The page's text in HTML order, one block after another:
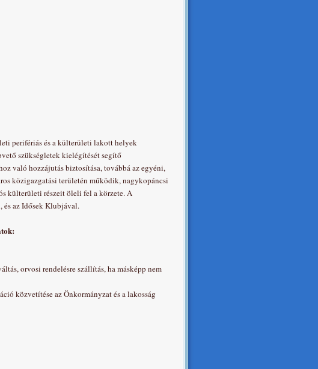
perifériás és a külterületi lakott helyek
szükségletek kielégítését segítő
való hozzájutás biztosítása, továbbá az egyéni,
közigazgatási területén működik, nagykopáncsi
külterületi részeit öleli fel a körzete. A
és az Idősek Klubjával.
orvosi rendelésre szállítás, ha másképp nem
közvetítése az Önkormányzat és a lakosság